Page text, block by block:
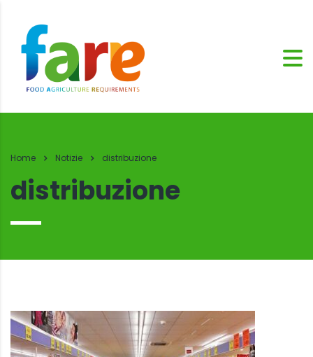
Home Notizie distribuzione
distribuzione